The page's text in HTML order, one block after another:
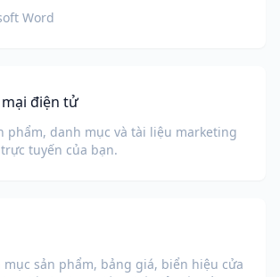
Word
điện tử
phẩm, danh mục và tài liệu marketing
tuyến của bạn.
mục sản phẩm, bảng giá, biển hiệu cửa